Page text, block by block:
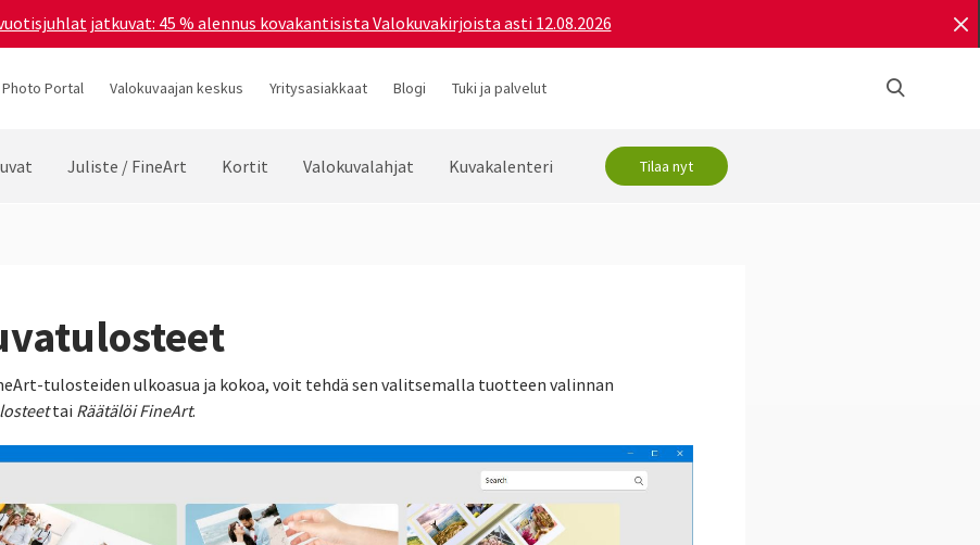
jatkuvat: 45 % alennus kovakantisista Valokuvakirjoista asti 12.08.2026
Photo Portal Valokuvaajan keskus Yritysasiakkaat Blogi Tuki ja palvelut
Juliste / FineArt Kortit Valokuvalahjat Kuvakalenteri Tilaa nyt
tulosteiden ulkoasua ja kokoa, voit tehdä sen valitsemalla tuotteen valinnan
tai Räätälöi FineArt.